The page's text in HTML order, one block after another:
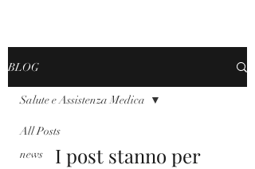
BLOG
All Posts
news
Salute e Assistenza Medica
I post stanno per